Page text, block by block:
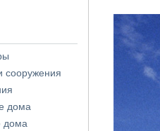
сооружения
дома
дома